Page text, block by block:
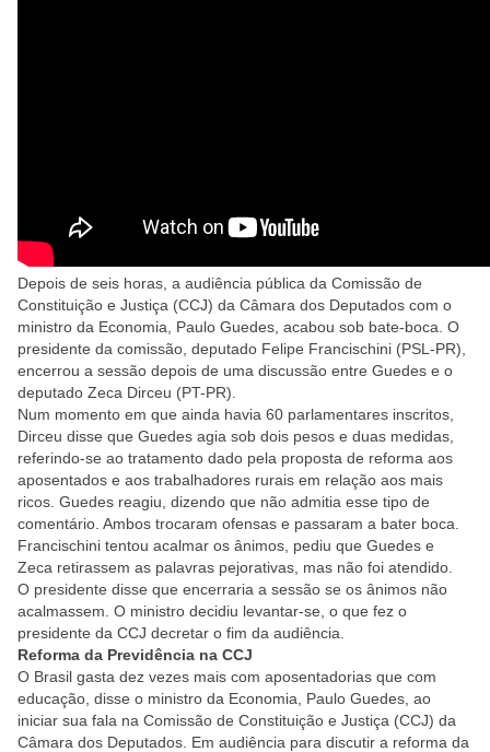
Depois de seis horas, a audiência pública da Comissão de
Constituição e Justiça (CCJ) da Câmara dos Deputados com o
ministro da Economia, Paulo Guedes, acabou sob bate-boca. O
presidente da comissão, deputado Felipe Francischini (PSL-PR),
encerrou a sessão depois de uma discussão entre Guedes e o
deputado Zeca Dirceu (PT-PR).
Num momento em que ainda havia 60 parlamentares inscritos,
Dirceu disse que Guedes agia sob dois pesos e duas medidas,
referindo-se ao tratamento dado pela proposta de reforma aos
aposentados e aos trabalhadores rurais em relação aos mais
ricos. Guedes reagiu, dizendo que não admitia esse tipo de
comentário. Ambos trocaram ofensas e passaram a bater boca.
Francischini tentou acalmar os ânimos, pediu que Guedes e
Zeca retirassem as palavras pejorativas, mas não foi atendido.
O presidente disse que encerraria a sessão se os ânimos não
acalmassem. O ministro decidiu levantar-se, o que fez o
presidente da CCJ decretar o fim da audiência.
Reforma da Previdência na CCJ
O Brasil gasta dez vezes mais com aposentadorias que com
educação, disse o ministro da Economia, Paulo Guedes, ao
iniciar sua fala na Comissão de Constituição e Justiça (CCJ) da
Câmara dos Deputados. Em audiência para discutir a reforma da